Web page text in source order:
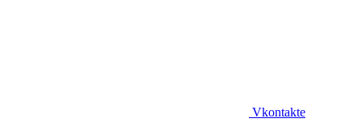
Vkontakte